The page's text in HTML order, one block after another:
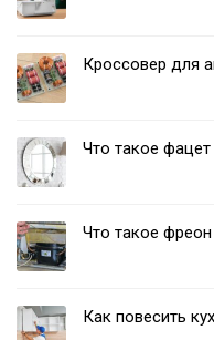
Кроссовер для
Что такое фацет
Что такое фреон
Как повесить